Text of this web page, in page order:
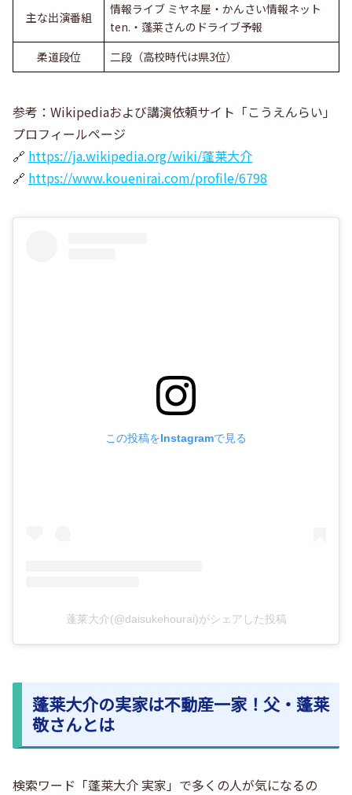
主な出演番組
情報ライブ ミヤネ屋・かんさい情報ネット
ten.・蓬莱さんのドライブ予報
柔道段位
二段（高校時代は県3位）
参考：Wikipediaおよび講演依頼サイト「こうえんらい」
プロフィールページ
🔗 https://ja.wikipedia.org/wiki/蓬莱大介
🔗 https://www.kouenirai.com/profile/6798
この投稿をInstagramで見る
蓬莱大介(@daisukehourai)がシェアした投稿
蓬莱大介の実家は不動産一家！父・蓬莱
敬さんとは
検索ワード「蓬莱大介 実家」で多くの人が気になるの